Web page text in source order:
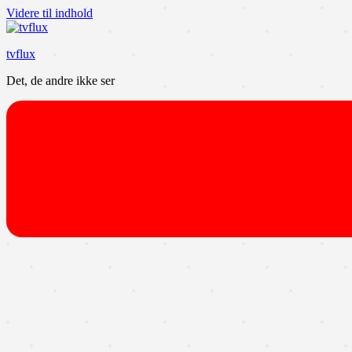
Videre til indhold
tvflux
Det, de andre ikke ser